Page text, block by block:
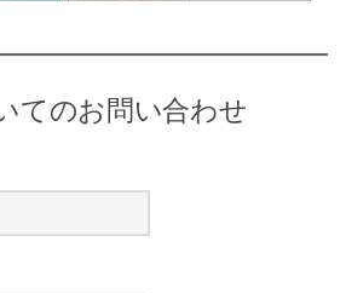
てのお問い合わせ